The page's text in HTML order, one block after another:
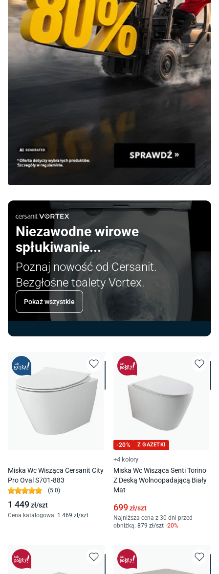
Niezawodne wirowe
spłukiwanie...
Poznaj nowość od Cersanit.
Bezgłośne toalety Vortex.
Pokaż wszystkie
Miska Wc Wisząca Cersanit City
Pro Oval S701-883
(5.0)
1 449zł/szt
Cena katalogowa: 1 469 zł/szt
-20% Z GAZETKI
+4 kolory
Miska Wc Wisząca Senti Torino
Z Deską Wolnoopadającą Biały
Mat
699zł/szt
Najniższa cena z 30 dni przed
obniżką: 879 zł/szt -20%